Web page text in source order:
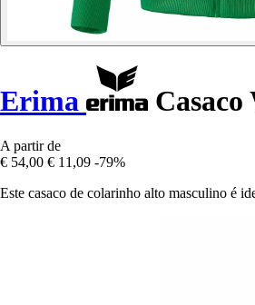
Erima
A partir de
€ 54,00 € 11,09 -79%
Este casaco de colarinho alto masculino é